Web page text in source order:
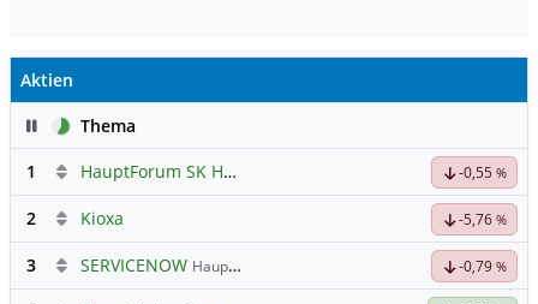
Aktien
PauseThema
1
HauptForum SK HYNIC -0,55 %
2 Kioxa -5,76 %
3 SERVICENOW Hauptdiskussion -0,79 %